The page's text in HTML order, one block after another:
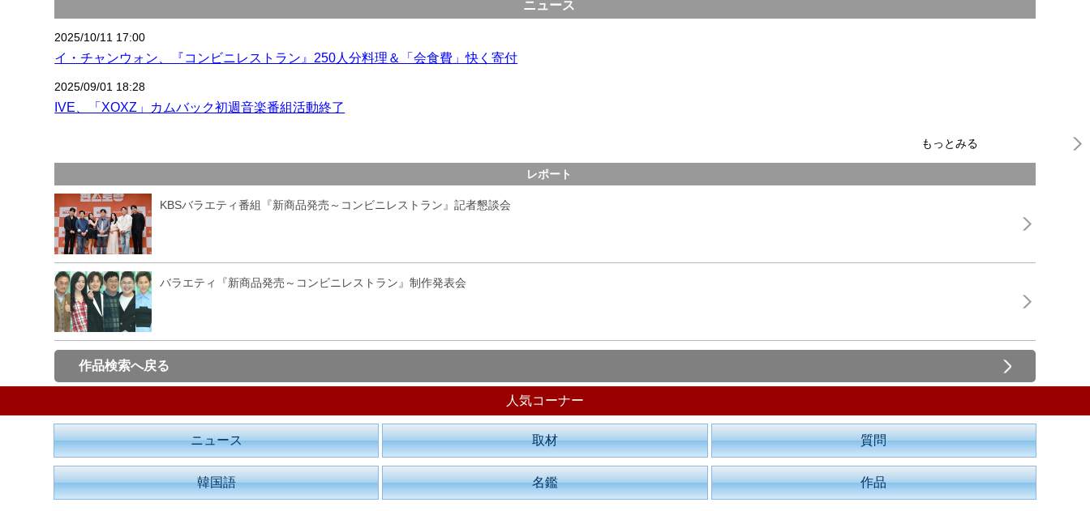
ニュース
2025/10/11 17:00
イ・チャンウォン、『コンビニレストラン』250人分料理＆「会食費」快く寄付
2025/09/01 18:28
IVE、「XOXZ」カムバック初週音楽番組活動終了
もっとみる
レポート
KBSバラエティ番組『新商品発売～コンビニレストラン』記者懇談会
バラエティ『新商品発売～コンビニレストラン』制作発表会
作品検索へ戻る
人気コーナー
ニュース 取材 質問
韓国語 名鑑 作品